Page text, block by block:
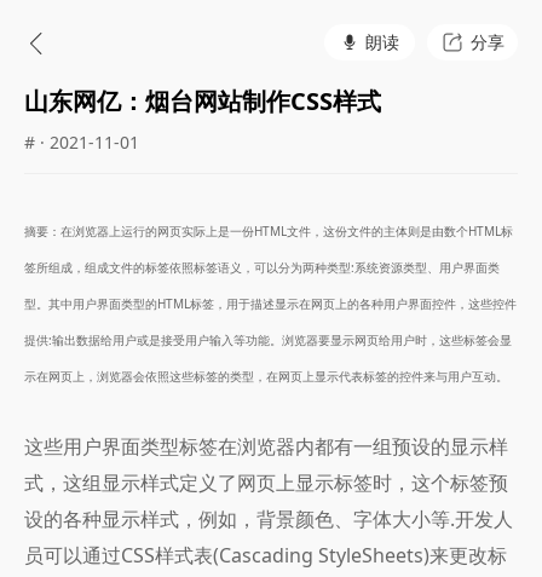
朗读 分享
山东网亿：烟台网站制作CSS样式
# · 2021-11-01
摘要：在浏览器上运行的网页实际上是一份HTML文件，这份文件的主体则是由数个HTML标
签所组成，组成文件的标签依照标签语义，可以分为两种类型:系统资源类型、用户界面类
型。其中用户界面类型的HTML标签，用于描述显示在网页上的各种用户界面控件，这些控件
提供:输出数据给用户或是接受用户输入等功能。浏览器要显示网页给用户时，这些标签会显
示在网页上，浏览器会依照这些标签的类型，在网页上显示代表标签的控件来与用户互动。
这些用户界面类型标签在浏览器内都有一组预设的显示样
式，这组显示样式定义了网页上显示标签时，这个标签预
设的各种显示样式，例如，背景颜色、字体大小等.开发人
员可以通过CSS样式表(Cascading StyleSheets)来更改标